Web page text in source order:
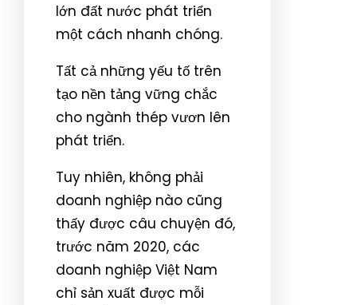
lớn đất nước phát triển
một cách nhanh chóng.
Tất cả những yếu tố trên
tạo nền tảng vững chắc
cho ngành thép vươn lên
phát triển.
Tuy nhiên, không phải
doanh nghiệp nào cũng
thấy được câu chuyện đó,
trước năm 2020, các
doanh nghiệp Việt Nam
chỉ sản xuất được mỗi